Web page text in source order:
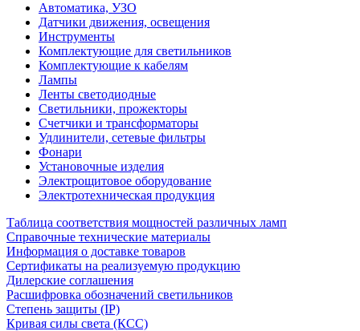
Автоматика, УЗО
Датчики движения, освещения
Инструменты
Комплектующие для светильников
Комплектующие к кабелям
Лампы
Ленты светодиодные
Светильники, прожекторы
Счетчики и трансформаторы
Удлинители, сетевые фильтры
Фонари
Установочные изделия
Электрощитовое оборудование
Электротехническая продукция
Таблица соответствия мощностей различных ламп
Справочные технические материалы
Информация о доставке товаров
Сертификаты на реализуемую продукцию
Дилерские соглашения
Расшифровка обозначений светильников
Степень защиты (IP)
Кривая силы света (КСС)